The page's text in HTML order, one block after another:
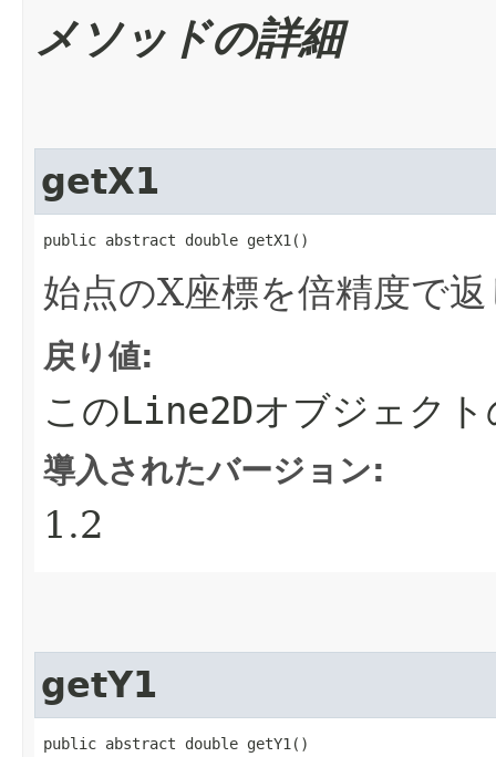
メソッドの詳細
getX1
public abstract double getX1()
始点のX座標を倍精度で
戻り値:
このLine2Dオブジェク
導入されたバージョン:
1.2
getY1
public abstract double getY1()